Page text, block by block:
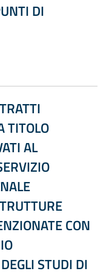
DI
TITOLO
AL
CON
STUDI DI